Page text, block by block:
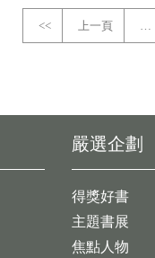
<< 上一頁 …
嚴選企劃
得獎好書
主題書展
焦點人物